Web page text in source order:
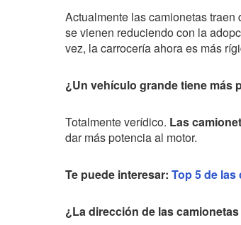
Actualmente las camionetas
se vienen reduciendo con la
vez, la carrocería ahora es más
¿Un vehículo grande tiene más
Totalmente verídico. Las
dar más potencia al motor.
Te puede interesar: Top 5 de
¿La dirección de las